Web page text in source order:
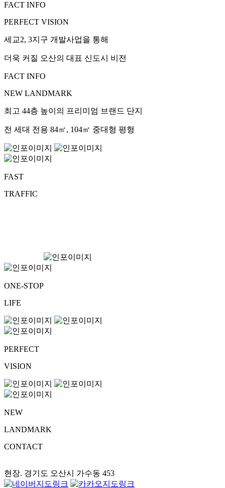
FACT INFO
PERFECT VISION
세교2, 3지구 개발사업을 통해
더욱 커질 오산의 대표 신도시 비전
FACT INFO
NEW LANDMARK
최고 44층 높이의 프리미엄 브랜드 단지
전 세대 전용 84㎡, 104㎡ 중대형 평형
FAST
TRAFFIC
ONE-STOP
LIFE
PERFECT
VISION
NEW
LANDMARK
CONTACT
현장. 경기도 오산시 가수동 453